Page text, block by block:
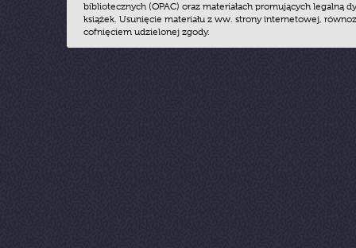
bibliotecznych (OPAC) oraz materiałach promujących legalną
książek. Usunięcie materiału z ww. strony internetowej,
cofnięciem udzielonej zgody.